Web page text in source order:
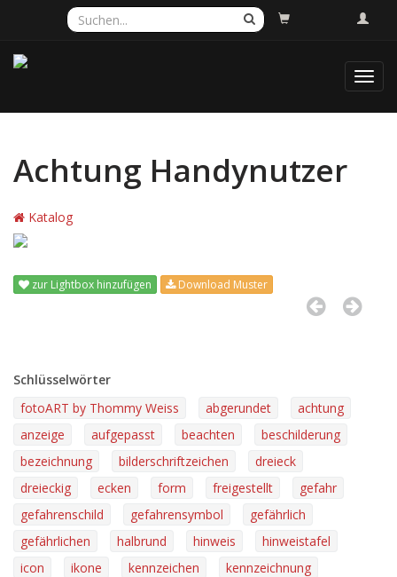
Achtung Handynutzer
Katalog
zur Lightbox hinzufügen Download Muster
Schlüsselwörter
fotoART by Thommy Weiss
abgerundet
achtung
anzeige
aufgepasst beachten
beschilderung
bezeichnung
bilderschriftzeichen
dreieck
dreieckig
ecken form freigestellt
gefahr
gefahrenschild
gefahrensymbol
gefährlich
gefährlichen
halbrund hinweis
hinweistafel
icon
ikone kennzeichen
kennzeichnung